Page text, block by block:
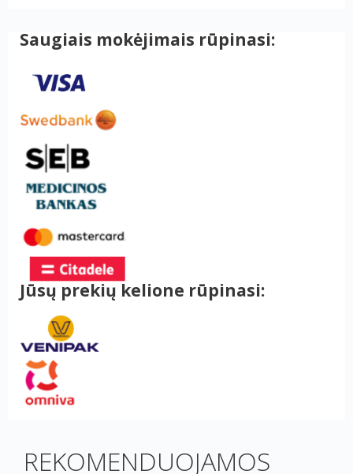
Saugiais mokėjimais rūpinasi:
Jūsų prekių kelione rūpinasi:
REKOMENDUOJAMOS